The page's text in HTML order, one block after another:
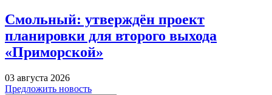
Смольный: утверждён проект
планировки для второго выхода
«Приморской»
03 августа 2026
Предложить новость